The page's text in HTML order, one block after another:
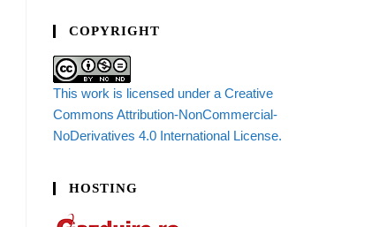
COPYRIGHT
This work is licensed under a Creative
Commons Attribution-NonCommercial-
NoDerivatives 4.0 International License.
HOSTING